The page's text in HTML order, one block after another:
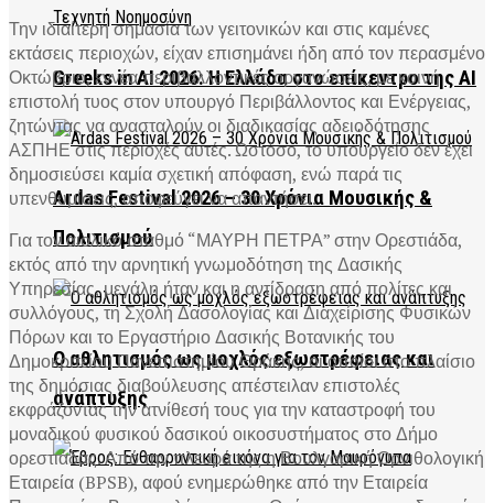
Greeks in AI 2026: Η Ελλάδα στο επίκεντρο της AI
Ardas Festival 2026 – 30 Χρόνια Μουσικής &
Πολιτισμού
Ο αθλητισμός ως μοχλός εξωστρέφειας και
ανάπτυξης
Την ιδιαίτερη σημασία των γειτονικών και στις καμένες
εκτάσεις περιοχών, είχαν επισημάνει ήδη από τον περασμένο
Οκτώβριο, εννέα περιβαλλοντικές οργανώσεις, με κοινή
επιστολή τυος στον υπουργό Περιβάλλοντος και Ενέργειας,
ζητώντας να ανασταλούν οι διαδικασίας αδειοδότησης
ΑΣΠΗΕ στις περιοχές αυτές. Ωστόσο, το υπουργείο δεν έχει
δημοσιεύσει καμία σχετική απόφαση, ενώ παρά τις
υπενθυμίσεις, αποφεύγει να απαντήσει.
Για τον αιολικό σταθμό “ΜΑΥΡΗ ΠΕΤΡΑ” στην Ορεστιάδα,
εκτός από την αρνητική γνωμοδότηση της Δασικής
Υπηρεσίας, μεγάλη ήταν και η αντίδραση από πολίτες και
συλλόγους, τη Σχολή Δασολογίας και Διαχείρισης Φυσικών
Πόρων και το Εργαστήριο Δασικής Βοτανικής του
Δημοκριτείου Πανεπιστημίου Θράκης, οι οποίοι στο πλαίσιο
της δημόσιας διαβούλευσης απέστειλαν επιστολές
εκφράζοντας την ατνίθεσή τους για την καταστροφή του
μοναδικού φυσικού δασικού οικοσυστήματος στο Δήμο
ορεστιάδας. Από την πλευρά της η Βουλγαρική Ορνιθολογική
Εταιρεία (BPSB), αφού ενημερώθηκε από την Εταιρεία